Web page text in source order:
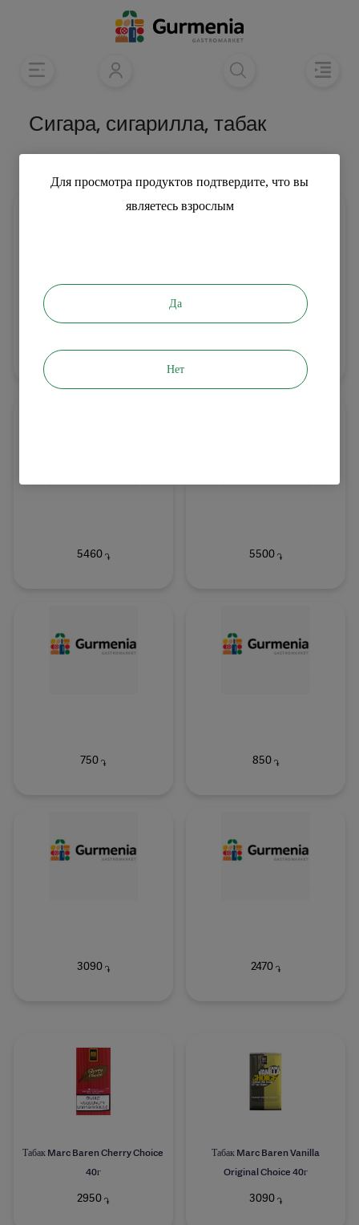
Сигара, сигарилла, табак
850֏ 5500֏
5460 ֏ 5500 ֏
750 ֏ 850 ֏
3090 ֏ 2470 ֏
Табак Marc Baren Cherry Choice
40г
2950 ֏
Табак Marc Baren Vanilla
Original Choice 40г
3090 ֏
Для просмотра продуктов подтвердите, что вы
являетесь взрослым
Да
Нет